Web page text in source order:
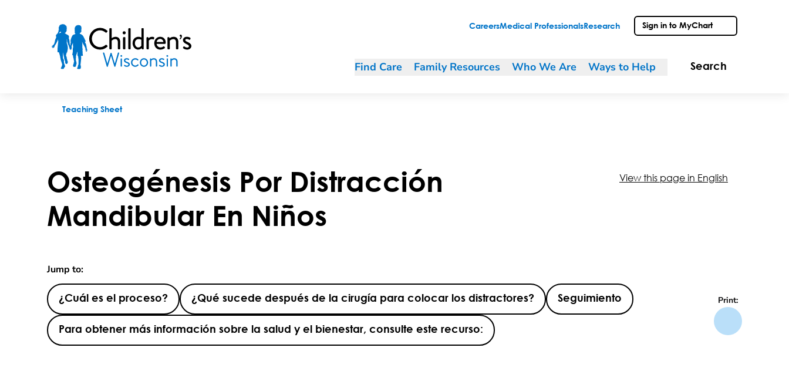
CareersMedical Professionals Research Sign in to MyChart
Find Care Family Resources Who We Are Ways to Help Search
Teaching Sheet
Osteogénesis Por Distracción
Mandibular En Niños
View this page in English
Jump to:
¿Cuál es el proceso? ¿Qué sucede después de la cirugía para colocar los distractores? Seguimiento
Para obtener más información sobre la salud y el bienestar, consulte este recurso:
Print: